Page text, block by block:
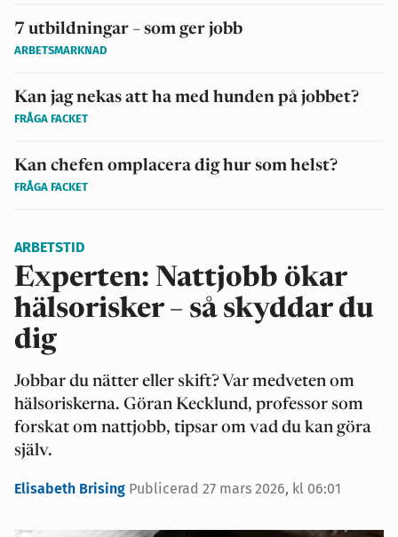
7 utbildningar – som ger jobb
ARBETSMARKNAD
Kan jag nekas att ha med hunden på jobbet?
FRÅGA FACKET
Kan chefen omplacera dig hur som helst?
FRÅGA FACKET
ARBETSTID
Experten: Nattjobb ökar
hälsorisker – så skyddar du
dig
Jobbar du nätter eller skift? Var medveten om
hälsoriskerna. Göran Kecklund, professor som
forskat om nattjobb, tipsar om vad du kan göra
själv.
Elisabeth Brising Publicerad 27 mars 2026, kl 06:01